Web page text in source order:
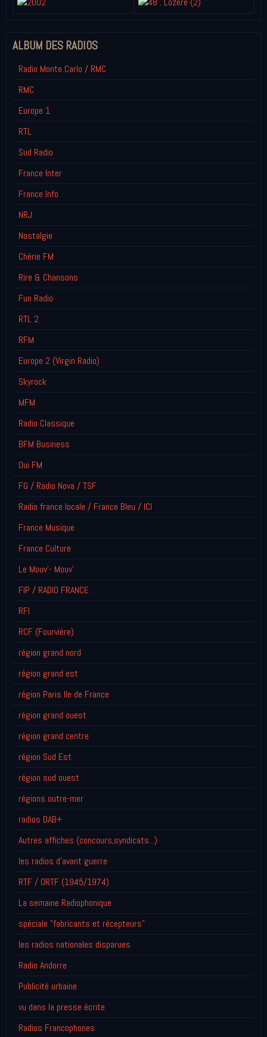
ALBUM DES RADIOS
Radio Monte Carlo / RMC
RMC
Europe 1
RTL
Sud Radio
France Inter
France Info
NRJ
Nostalgie
Chérie FM
Rire & Chansons
Fun Radio
RTL 2
RFM
Europe 2 (Virgin Radio)
Skyrock
MFM
Radio Classique
BFM Business
Oui FM
FG / Radio Nova / TSF
Radio france locale / France Bleu / ICI
France Musique
France Culture
Le Mouv'- Mouv'
FIP / RADIO FRANCE
RFI
RCF (Fourvière)
région grand nord
région grand est
région Paris Ile de France
région grand ouest
région grand centre
région Sud Est
région sud ouest
régions outre-mer
radios DAB+
Autres affiches (concours,syndicats...)
les radios d'avant guerre
RTF / ORTF (1945/1974)
La semaine Radiophonique
spéciale "fabricants et récepteurs"
les radios nationales disparues
Radio Andorre
Publicité urbaine
vu dans la presse écrite
Radios Francophones